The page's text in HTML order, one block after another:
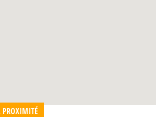
PROXIMITÉ